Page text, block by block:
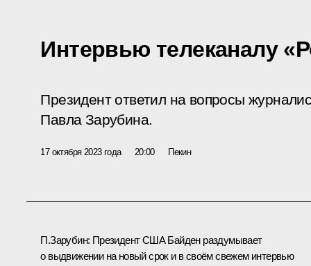
Интервью телеканалу
Президент ответил на вопросы
Павла Зарубина.
17 октября 2023 года 20:00 Пекин
П.Зарубин: Президент США Байден раздумывает
о выдвижении на новый срок и в своём свежем интервью